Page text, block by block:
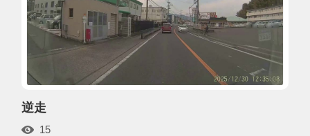
逆走
15